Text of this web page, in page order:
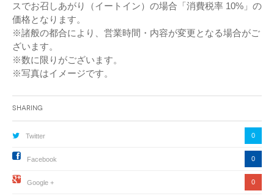
スでお召しあがり（イートイン）の場合「消費税率 10%」の
価格となります。
※諸般の都合により、営業時間・内容が変更となる場合がご
ざいます。
※数に限りがございます。
※写真はイメージです。
Sharing
Twitter 0
Facebook 0
Google + 0